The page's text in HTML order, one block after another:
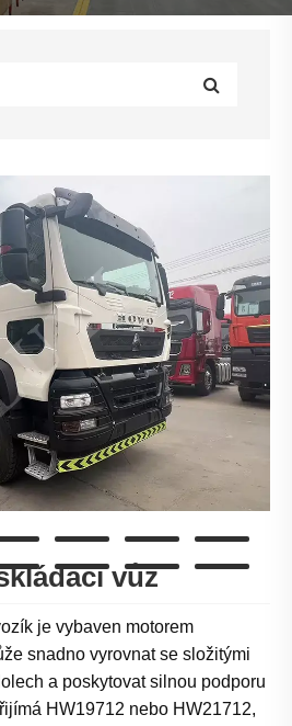
vůz
je vybaven motorem
snadno vyrovnat se složitými
a poskytovat silnou podporu
HW19712 nebo HW21712,